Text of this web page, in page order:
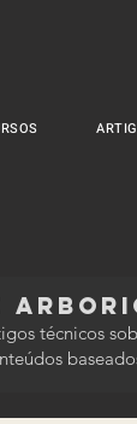
técnicos